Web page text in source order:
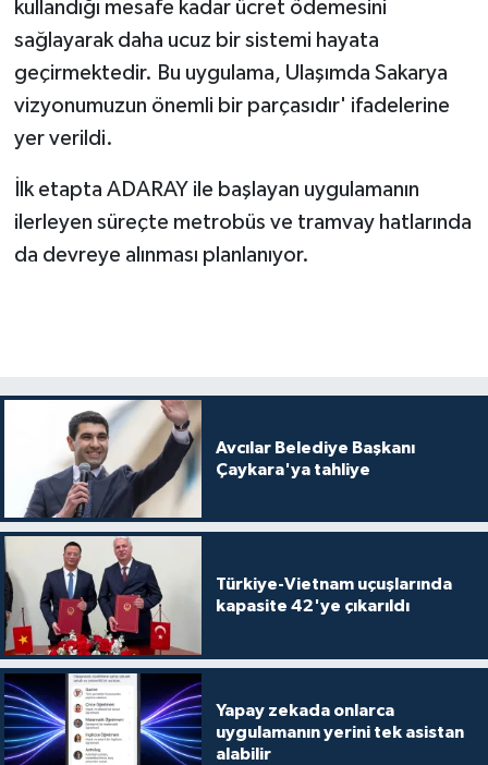
kullandığı mesafe kadar ücret ödemesini
sağlayarak daha ucuz bir sistemi hayata
geçirmektedir. Bu uygulama, Ulaşımda Sakarya
vizyonumuzun önemli bir parçasıdır' ifadelerine
yer verildi.
İlk etapta ADARAY ile başlayan uygulamanın
ilerleyen süreçte metrobüs ve tramvay hatlarında
da devreye alınması planlanıyor.
Avcılar Belediye Başkanı
Çaykara'ya tahliye
Türkiye-Vietnam uçuşlarında
kapasite 42'ye çıkarıldı
Yapay zekada onlarca
uygulamanın yerini tek asistan
alabilir